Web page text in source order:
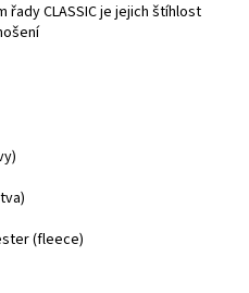
CLASSIC je jejich štíhlost
(fleece)